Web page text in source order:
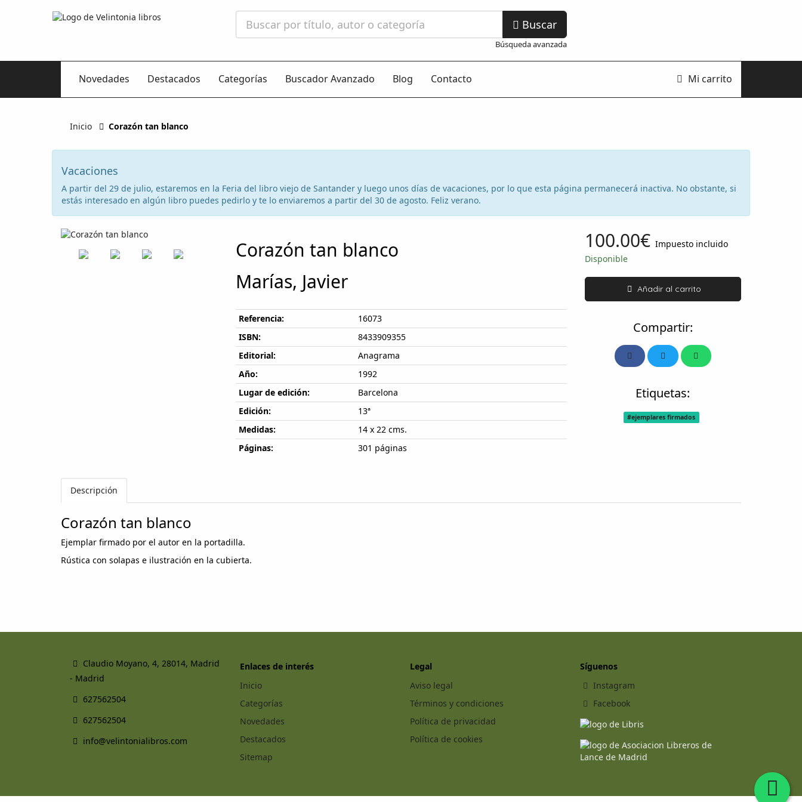
Buscar
Búsqueda avanzada
Novedades Destacados Categorías Buscador Avanzado Blog Contacto Mi carrito
Inicio Corazón tan blanco
Vacaciones
A partir del 29 de julio, estaremos en la Feria del libro viejo de Santander y luego unos días de vacaciones, por lo que esta página permanecerá inactiva. No obstante, si
estás interesado en algún libro puedes pedirlo y te lo enviaremos a partir del 30 de agosto. Feliz verano.
Corazón tan blanco
Marías, Javier
Referencia:
16073
ISBN:
8433909355
Editorial:
Anagrama
Año:
1992
Lugar de edición:
Barcelona
Edición:
13ª
Medidas:
14 x 22 cms.
Páginas:
301 páginas
100.00€ Impuesto incluido
Disponible
Añadir al carrito
Compartir:
Etiquetas:
#ejemplares firmados
Descripción
Corazón tan blanco
Ejemplar firmado por el autor en la portadilla.
Rústica con solapas e ilustración en la cubierta.
Claudio Moyano, 4, 28014, Madrid
- Madrid
627562504
627562504
info@velintonialibros.com
Enlaces de interés
Inicio
Categorías
Novedades
Destacados
Sitemap
Legal
Aviso legal
Términos y condiciones
Política de privacidad
Política de cookies
Síguenos
Instagram
Facebook